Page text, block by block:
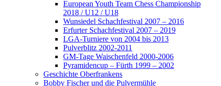
European Youth Team Chess Championship
2018 / U12 / U18
Wunsiedel Schachfestival 2007 – 2016
Erfurter Schachfestival 2007 – 2019
LGA-Turniere von 2004 bis 2013
Pulverblitz 2002-2011
GM-Tage Waischenfeld 2000-2006
Pyramidencup – Fürth 1999 – 2002
Geschichte Oberfrankens
Bobby Fischer und die Pulvermühle